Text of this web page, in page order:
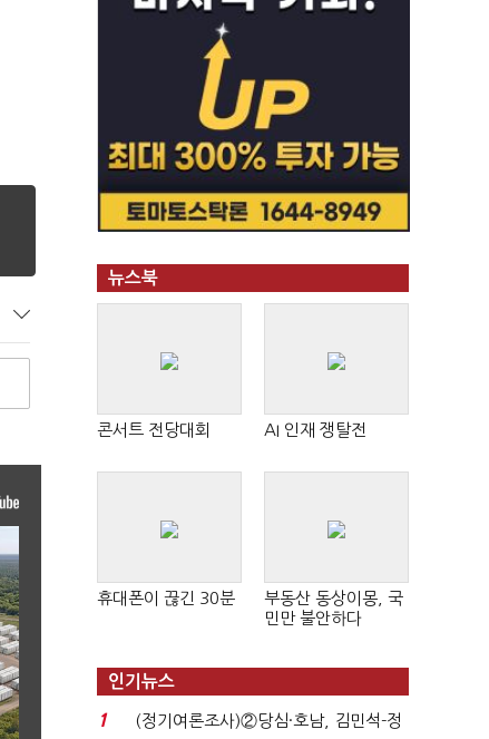
뉴스북
콘서트 전당대회 AI 인재 쟁탈전
휴대폰이 끊긴 30분
부동산 동상이몽, 국
민만 불안하다
인기뉴스
1
(정기여론조사)②당심·호남, 김민석-정